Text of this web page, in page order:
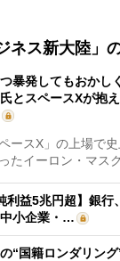
ネス新大陸」
つ暴発してもおか
とスペースXが抱
ースX」の上場で史
たイーロン・マス
利益5兆円超】銀
小企業・…
“国籍ロンダリン